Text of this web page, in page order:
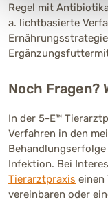
Regel mit
a. lichtbasierte
Noch Fragen?
In der 5-E™
Verfahren in den
Infektion. Bei
Tierarztpraxis einen
vereinbaren oder